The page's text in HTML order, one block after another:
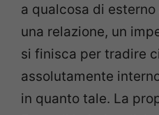
a qualcosa di
una relazione, un
si finisca per tradire
assolutamente
in quanto tale. La